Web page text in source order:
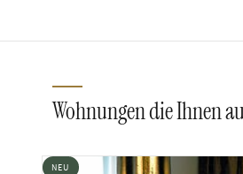
Wohnungen die Ihnen
NEU